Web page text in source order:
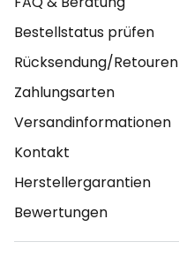
Bestellstatus prüfen
Rücksendung/Retouren
Zahlungsarten
Versandinformationen
Kontakt
Herstellergarantien
Bewertungen